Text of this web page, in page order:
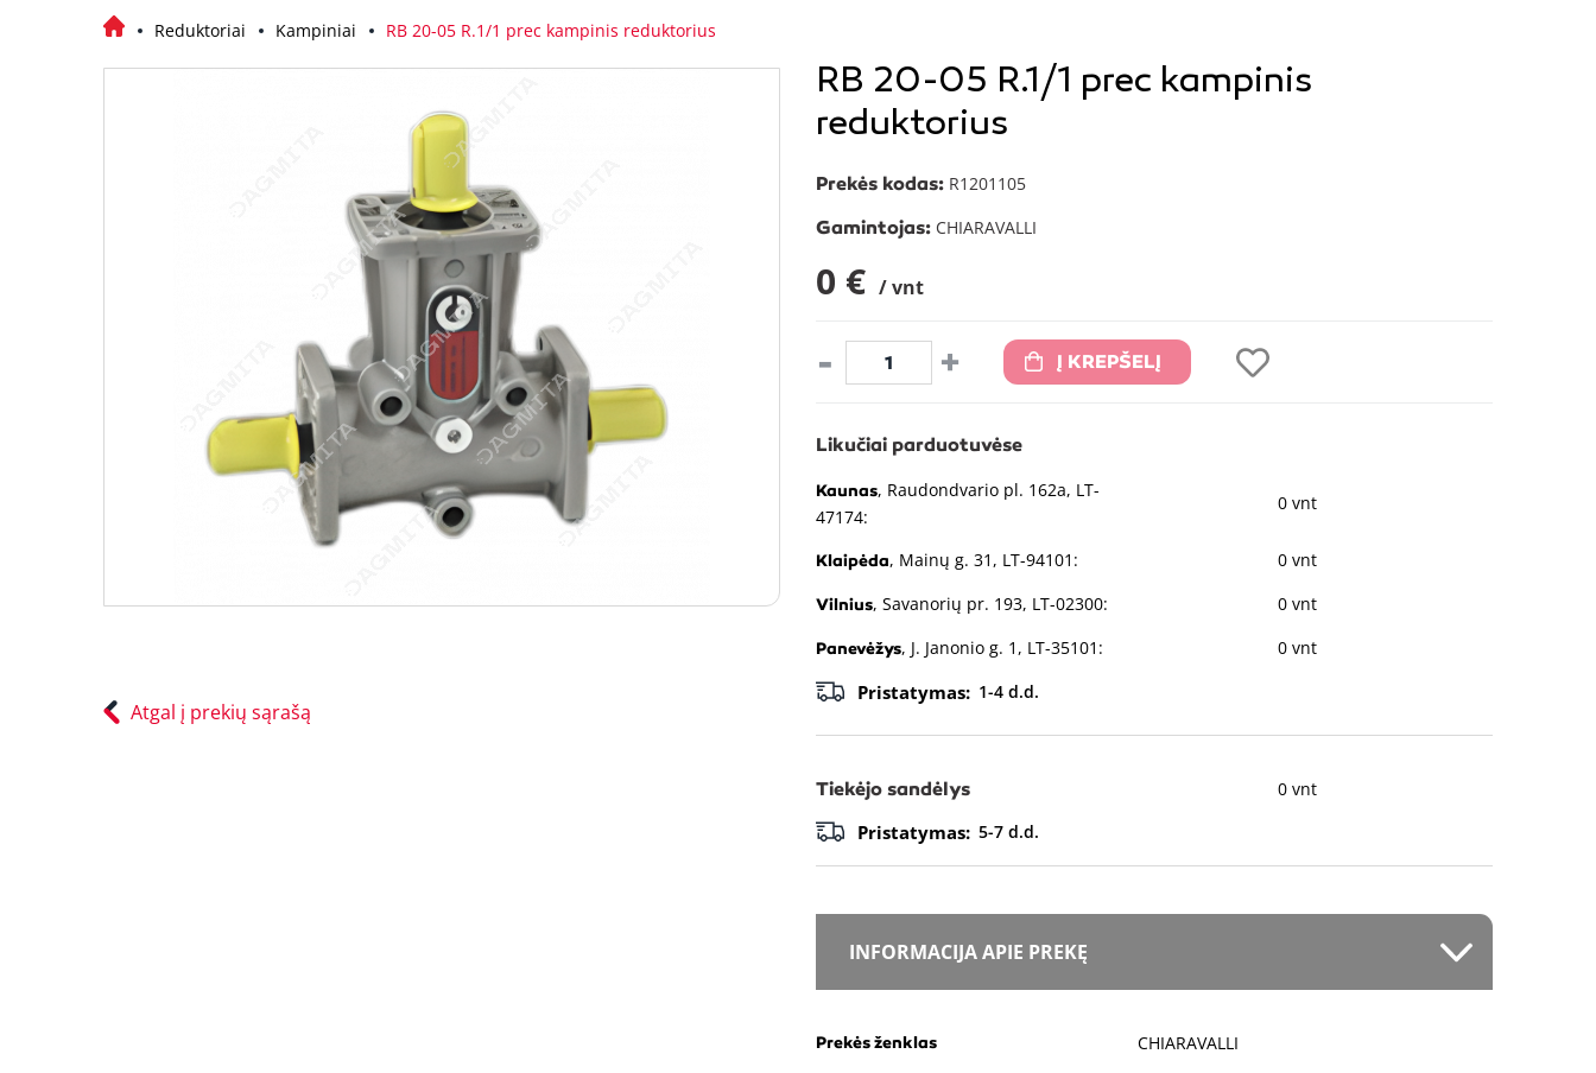
Reduktoriai Kampiniai RB 20-05 R.1/1 prec kampinis reduktorius
Atgal į prekių sąrašą
RB 20-05 R.1/1 prec kampinis
reduktorius
Prekės kodas: R1201105
Gamintojas: CHIARAVALLI
0 € / vnt
- + Į KREPŠELĮ
Likučiai parduotuvėse
Kaunas, Raudondvario pl. 162a, LT-
47174:
0 vnt
Klaipėda, Mainų g. 31, LT-94101: 0 vnt
Vilnius, Savanorių pr. 193, LT-02300: 0 vnt
Panevėžys, J. Janonio g. 1, LT-35101: 0 vnt
Pristatymas: 1-4 d.d.
Tiekėjo sandėlys 0 vnt
Pristatymas: 5-7 d.d.
INFORMACIJA APIE PREKĘ
Prekės ženklas CHIARAVALLI